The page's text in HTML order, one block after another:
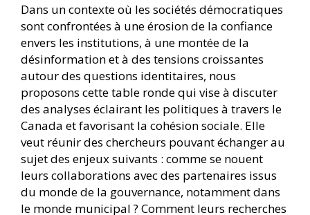
Dans un contexte où les sociétés démocratiques
sont confrontées à une érosion de la confiance
envers les institutions, à une montée de la
désinformation et à des tensions croissantes
autour des questions identitaires, nous
proposons cette table ronde qui vise à discuter
des analyses éclairant les politiques à travers le
Canada et favorisant la cohésion sociale. Elle
veut réunir des chercheurs pouvant échanger au
sujet des enjeux suivants : comme se nouent
leurs collaborations avec des partenaires issus
du monde de la gouvernance, notamment dans
le monde municipal ? Comment leurs recherches